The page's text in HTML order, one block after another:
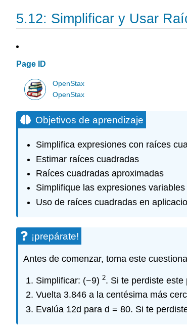
5.12: Simplificar y Usar
Page ID
OpenStax
OpenStax
Objetivos de aprendizaje
Simplifica expresiones con raíces
Estimar raíces cuadradas
Raíces cuadradas aproximadas
Simplifique las expresiones
Uso de raíces cuadradas en
¡prepárate!
Antes de comenzar, toma este
Simplificar: (−9) 2. Si te perdiste este
Vuelta 3.846 a la centésima más
Evalúa 12d para d = 80. Si te